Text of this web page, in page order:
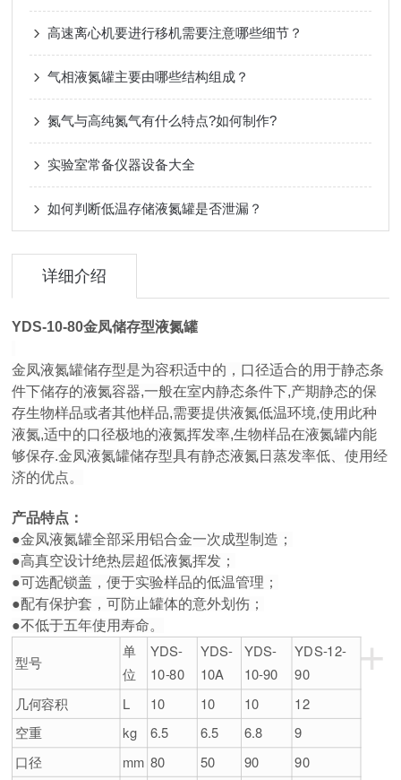
高速离心机要进行移机需要注意哪些细节？
气相液氮罐主要由哪些结构组成？
氮气与高纯氮气有什么特点?如何制作?
实验室常备仪器设备大全
如何判断低温存储液氮罐是否泄漏？
详细介绍
YDS-10-80金凤储存型液氮罐
金凤液氮罐储存型是为容积适中的，口径适合的用于静态条
件下储存的液氮容器,一般在室内静态条件下,产期静态的保
存生物样品或者其他样品,需要提供液氮低温环境,使用此种
液氮,适中的口径极地的液氮挥发率,生物样品在液氮罐内能
够保存.金凤液氮罐储存型具有静态液氮日蒸发率低、使用经
济的优点。
产品特点：
●金凤液氮罐全部采用铝合金一次成型制造；
●高真空设计绝热层超低液氮挥发；
●可选配锁盖，便于实验样品的低温管理；
●配有保护套，可防止罐体的意外划伤；
●不低于五年使用寿命。
+
型号
单
位
YDS-
10-80
YDS-
10A
YDS-
10-90
YDS-12-
90
几何容积
L 10 10 10
12
空重
kg 6.5 6.5 6.8
9
口径
mm 80 50 90 90